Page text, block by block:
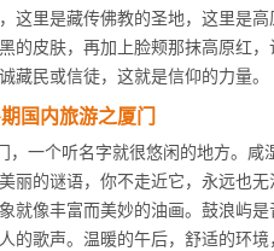
这里是藏传佛教的圣地，这里是
的皮肤，再加上脸颊那抹高原红
藏民或信徒，这就是信仰的力量。
国内旅游之厦门
，一个听名字就很悠闲的地方。
丽的谜语，你不走近它，永远也
就像丰富而美妙的油画。鼓浪屿
的歌声。温暖的午后，舒适的环